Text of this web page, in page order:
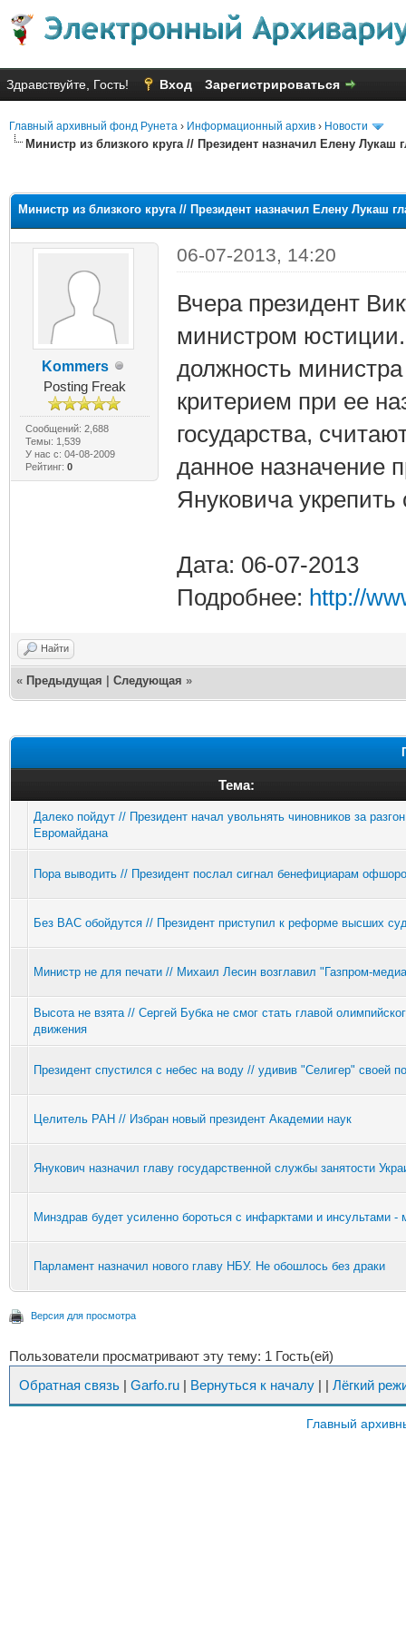
Здравствуйте, Гость! Вход Зарегистрироваться
Главный архивный фонд Рунета › Информационный архив › Новости
Министр из близкого круга // Президент назначил Елену Лукаш
Министр из близкого круга // Президент назначил Елену Лукаш
Kommers
Posting Freak
Сообщений: 2,688
Темы: 1,539
У нас с: 04-08-2009
Рейтинг: 0
06-07-2013, 14:20
Вчера президент
министром
должность
критерием при ее
государства,
данное назначение
Януковича
Дата: 06-07-2013
Подробнее: http://
Найти
« Предыдущая Следующая »
Тема:
Далеко пойдут // Президент начал увольнять чиновников за разгон
Евромайдана
Пора выводить // Президент послал сигнал бенефициарам
Без ВАС обойдутся // Президент приступил к реформе высших
Министр не для печати // Михаил Лесин возглавил "Газпром-
Высота не взята // Сергей Бубка не смог стать главой
движения
Президент спустился с небес на воду // удивив "Селигер" своей
Целитель РАН // Избран новый президент Академии наук
Янукович назначил главу государственной службы занятости
Минздрав будет усиленно бороться с инфарктами и инсультами -
Парламент назначил нового главу НБУ. Не обошлось без драки
Версия для просмотра
Пользователи просматривают эту тему: 1 Гость(ей)
Обратная связь | Garfo.ru | Вернуться к началу | | Лёгкий
Главный